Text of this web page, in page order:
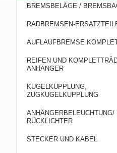
BREMSBELÄGE /
RADBREMSEN-
AUFLAUFBREMSE
REIFEN UND
ANHÄNGER
KUGELKUPPLUNG,
ZUGKUGELKUPPLUNG
ANHÄNGERBELEUCHTUNG/
RÜCKLICHTER
STECKER UND KABEL